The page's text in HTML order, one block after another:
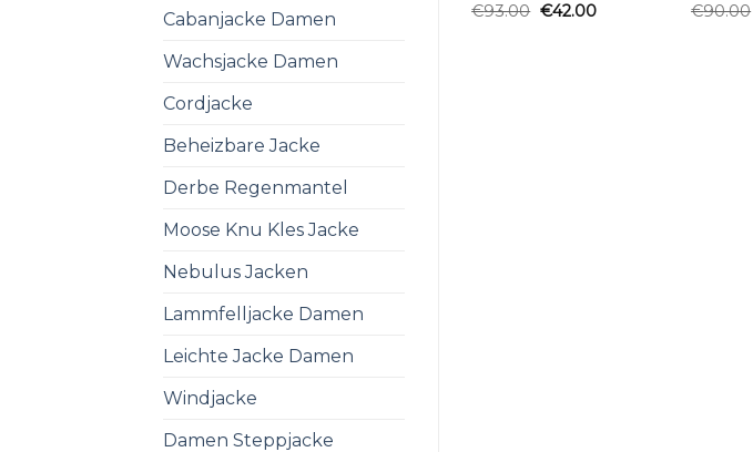
Cabanjacke Damen
Wachsjacke Damen
Cordjacke
Beheizbare Jacke
Derbe Regenmantel
Moose Knu Kles Jacke
Nebulus Jacken
Lammfelljacke Damen
Leichte Jacke Damen
Windjacke
Damen Steppjacke
€93.00 €42.00
€90.00